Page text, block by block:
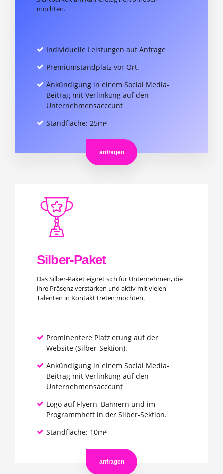
möchten.
Individuelle Leistungen auf Anfrage
Premiumstandplatz vor Ort.
Ankündigung in einem Social Media-
Beitrag mit Verlinkung auf den
Unternehmensaccount
Standfläche: 25m²
anfragen
Silber-Paket
Das Silber-Paket eignet sich für Unternehmen, die
ihre Präsenz verstärken und aktiv mit vielen
Talenten in Kontakt treten möchten.
Prominentere Platzierung auf der
Website (Silber-Sektion).
Ankündigung in einem Social Media-
Beitrag mit Verlinkung auf den
Unternehmensaccount
Logo auf Flyern, Bannern und im
Programmheft in der Silber-Sektion.
Standfläche: 10m²
anfragen